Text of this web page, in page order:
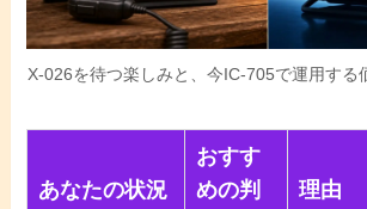
X-026を待つ楽しみと、今IC-705で運用する
あなたの状況
おすす
めの判
理由